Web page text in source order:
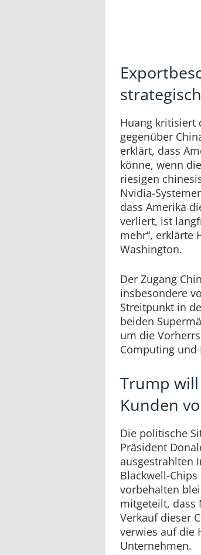
Huang kritisiert
gegenüber
erklärt, dass
könne, wenn
riesigen
Nvidia-
dass Amerika
verliert, ist
mehr“, erklärte
Washington.
Der Zugang
insbesondere
Streitpunkt in
beiden
um die
Computing und
Trump
Kunden
Die politische
Präsident
ausgestrahlten
Blackwell-
vorbehalten
mitgeteilt, dass
Verkauf dieser
verwies auf die
Unternehmen.